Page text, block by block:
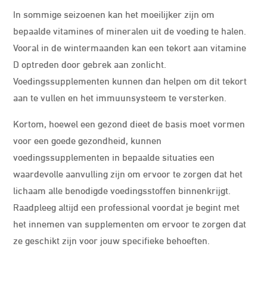
In sommige seizoenen kan het moeilijker zijn om
bepaalde vitamines of mineralen uit de voeding te halen.
Vooral in de wintermaanden kan een tekort aan vitamine
D optreden door gebrek aan zonlicht.
Voedingssupplementen kunnen dan helpen om dit tekort
aan te vullen en het immuunsysteem te versterken.
Kortom, hoewel een gezond dieet de basis moet vormen
voor een goede gezondheid, kunnen
voedingssupplementen in bepaalde situaties een
waardevolle aanvulling zijn om ervoor te zorgen dat het
lichaam alle benodigde voedingsstoffen binnenkrijgt.
Raadpleeg altijd een professional voordat je begint met
het innemen van supplementen om ervoor te zorgen dat
ze geschikt zijn voor jouw specifieke behoeften.